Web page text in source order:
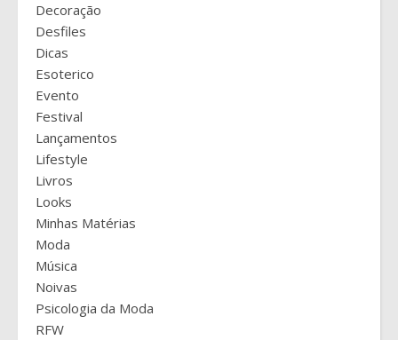
Decoração
Desfiles
Dicas
Esoterico
Evento
Festival
Lançamentos
Lifestyle
Livros
Looks
Minhas Matérias
Moda
Música
Noivas
Psicologia da Moda
RFW